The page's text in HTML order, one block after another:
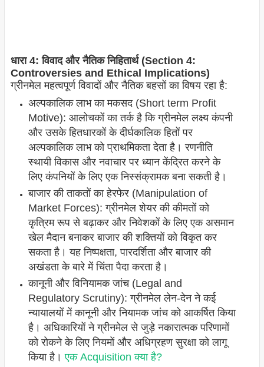
धारा 4: विवाद और नैतिक निहितार्थ (Section 4:
Controversies and Ethical Implications)
ग्रीनमेल महत्वपूर्ण विवादों और नैतिक बहसों का विषय रहा है:
अल्पकालिक लाभ का मकसद (Short term Profit
Motive): आलोचकों का तर्क है कि ग्रीनमेल लक्ष्य कंपनी
और उसके हितधारकों के दीर्घकालिक हितों पर
अल्पकालिक लाभ को प्राथमिकता देता है। रणनीति
स्थायी विकास और नवाचार पर ध्यान केंद्रित करने के
लिए कंपनियों के लिए एक निस्संक्रामक बना सकती है।
बाजार की ताकतों का हेरफेर (Manipulation of
Market Forces): ग्रीनमेल शेयर की कीमतों को
कृत्रिम रूप से बढ़ाकर और निवेशकों के लिए एक असमान
खेल मैदान बनाकर बाजार की शक्तियों को विकृत कर
सकता है। यह निष्पक्षता, पारदर्शिता और बाजार की
अखंडता के बारे में चिंता पैदा करता है।
कानूनी और विनियामक जांच (Legal and
Regulatory Scrutiny): ग्रीनमेल लेन-देन ने कई
न्यायालयों में कानूनी और नियामक जांच को आकर्षित किया
है। अधिकारियों ने ग्रीनमेल से जुड़े नकारात्मक परिणामों
को रोकने के लिए नियमों और अधिग्रहण सुरक्षा को लागू
किया है।एक Acquisition क्या है?